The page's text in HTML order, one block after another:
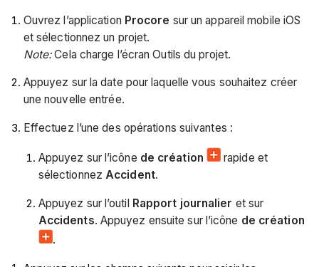
Ouvrez l’application Procore sur un appareil mobile iOS
et sélectionnez un projet.
Note:Cela charge l’écran Outils du projet.
Appuyez sur la date pour laquelle vous souhaitez créer
une nouvelle entrée.
Effectuez l’une des opérations suivantes :
Appuyez sur l’icône de création
rapide et
sélectionnezAccident.
Appuyez sur l’outil Rapport journalier et sur
Accidents. Appuyez ensuite sur l’icône de création
.